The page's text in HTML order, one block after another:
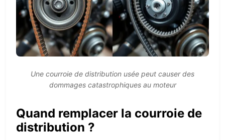
Une courroie de distribution usée peut causer des
dommages catastrophiques au moteur
Quand remplacer la courroie de
distribution ?